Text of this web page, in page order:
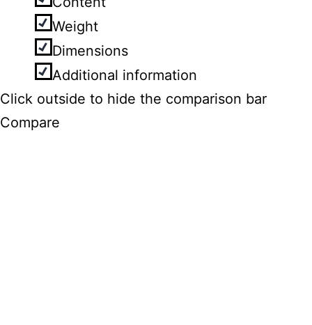
Weight
Dimensions
Additional information
Click outside to hide the comparison bar
Compare